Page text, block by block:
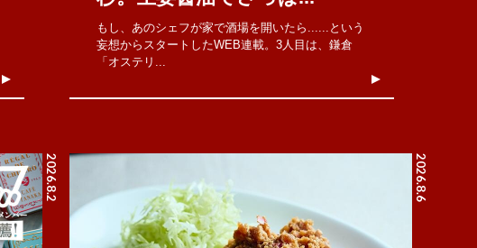
もし、あのシェフが家で酒場を開いたら......という
妄想からスタートしたWEB連載。3人目は、鎌倉
「オステリ...
2026.8.2 2026.8.6